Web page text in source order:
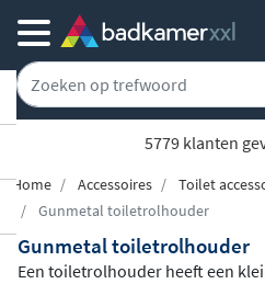
5779 klanten
Home Accessoires Toilet
Gunmetal toiletrolhouder
Gunmetal toiletrolhouder
Een toiletrolhouder heeft een